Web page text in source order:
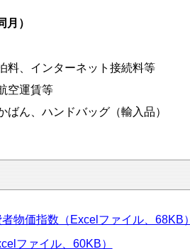
）
料、インターネット接続料等
空運賃等
ん、ハンドバッグ（輸入品）
物価指数（Excelファイル、68KB）
ファイル、60KB）